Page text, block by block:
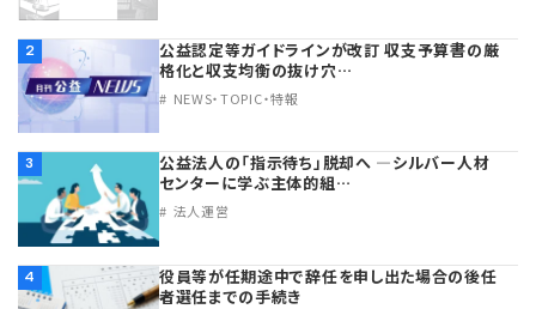
2
公益認定等ガイドラインが改訂 収支予算書の厳
格化と収支均衡の抜け穴…
NEWS・TOPIC・特報
3
公益法人の「指示待ち」脱却へ ―シルバー人材
センターに学ぶ主体的組…
法人運営
4
役員等が任期途中で辞任を申し出た場合の後任
者選任までの手続き